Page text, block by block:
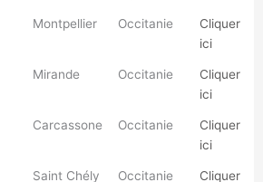
Montpellier Occitanie
Cliquer
ici
Mirande Occitanie
Cliquer
ici
Carcassone Occitanie
Cliquer
ici
Saint Chély
Occitanie
Cliquer